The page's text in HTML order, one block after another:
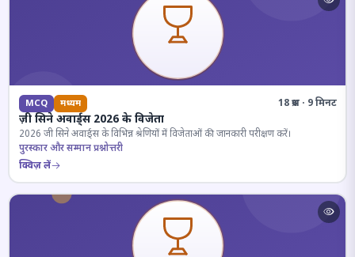
MCQ मध्यम 18 प्रश्न · 9 मिनट
ज़ी सिने अवार्ड्स 2026 के विजेता
2026 जी सिने अवार्ड्स के विभिन्न श्रेणियों में विजेताओं की जानकारी परीक्षण करें।
पुरस्कार और सम्मान प्रश्नोत्तरी
क्विज़ लें